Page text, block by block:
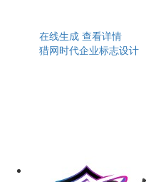
在线生成 查看详情
猎网时代企业标志设计